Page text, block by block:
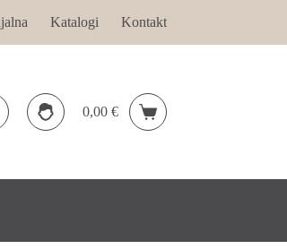
Katalogi Kontakt
Shopping
0,00€